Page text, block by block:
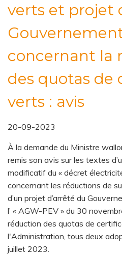
verts et projet
concernant la
des quotas de
verts : avis
20-09-2023
À la demande du Ministre
remis son avis sur les textes
modificatif du « décret
concernant les réductions de
d’un projet d’arrêté du
l’ « AGW-PEV » du 30
réduction des quotas de
l'Administration, tous deux
juillet 2023.